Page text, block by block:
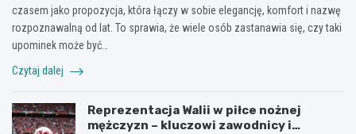
czasem jako propozycja, która łączy w sobie elegancję, komfort i nazwę
rozpoznawalną od lat. To sprawia, że wiele osób zastanawia się, czy taki
upominek może być…
Czytaj dalej
Reprezentacja Walii w piłce nożnej
mężczyzn – kluczowi zawodnicy i